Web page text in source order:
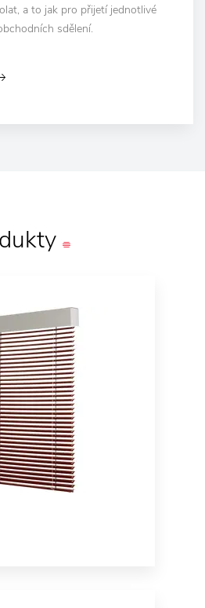
a to jak pro přijetí jednotlivé
sdělení.